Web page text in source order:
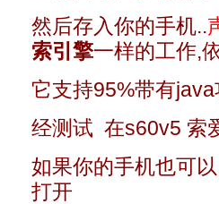
然后存入你的手机..
索引擎一样的工作,
它支持95%带有
经测试 在s60v5 索
如果你的手机也可
打开